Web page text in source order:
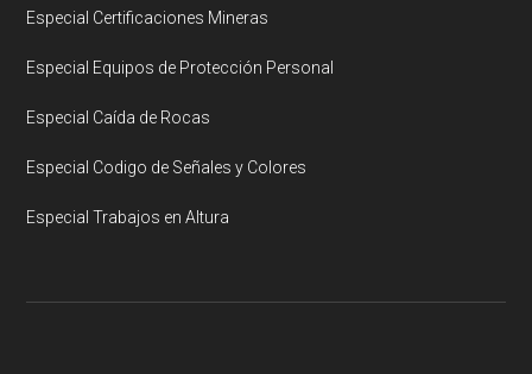
Especial Certificaciones Mineras
Especial Equipos de Protección Personal
Especial Caída de Rocas
Especial Codigo de Señales y Colores
Especial Trabajos en Altura